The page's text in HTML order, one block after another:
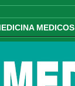
MEDICOS